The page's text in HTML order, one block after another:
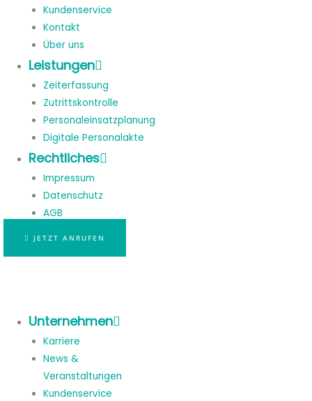
Kundenservice
Kontakt
Über uns
Leistungen
Zeiterfassung
Zutrittskontrolle
Personaleinsatzplanung
Digitale Personalakte
Rechtliches
Impressum
Datenschutz
AGB
JETZT ANRUFEN
Unternehmen
Karriere
News &
Veranstaltungen
Kundenservice